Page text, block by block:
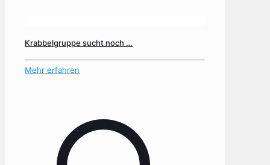
Krabbelgruppe sucht noch …
Mehr erfahren